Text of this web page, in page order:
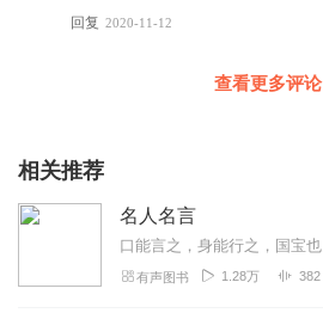
回复 2020-11-12
查看更多评论
相关推荐
名人名言
有声图书 1.28万 382